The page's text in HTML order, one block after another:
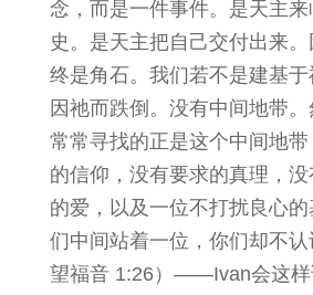
念，而是一件事件。是天主
史。是天主把自己交付出来
终是角石。我们若不是建基
因祂而跌倒。没有中间地带
常常寻找的正是这个中间地
的信仰，没有要求的真理，
的爱，以及一位不打扰良心
们中间站着一位，你们却不
望福音 1:26）——Ivan会这样